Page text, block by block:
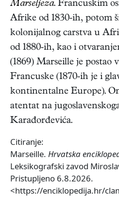
Marseljeza. Francuskim
Afrike od 1830-ih, potom
kolonijalnog carstva u
od 1880-ih, kao i
(1869) Marseille je postao
Francuske (1870-ih je i
kontinentalne Europe).
atentat na
Karađorđevića.
Citiranje:
Marseille. Hrvatska
Leksikografski zavod
Pristupljeno 6.8.2026.
<https://enciklopedija.hr/